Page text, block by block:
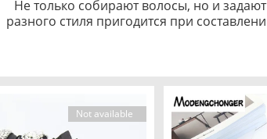
Не только собирают волосы, но и
разного стиля пригодится при
Not available